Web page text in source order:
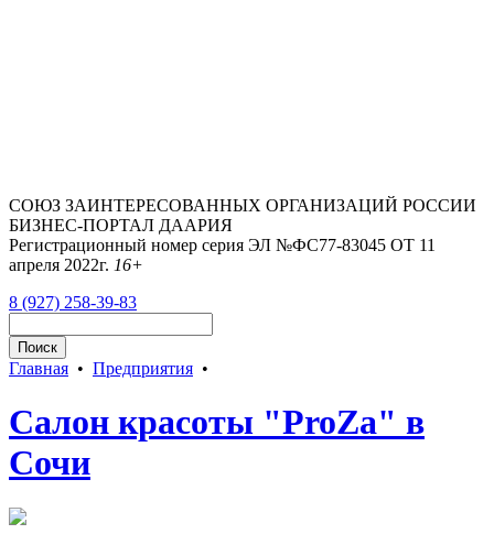
СОЮЗ ЗАИНТЕРЕСОВАННЫХ ОРГАНИЗАЦИЙ РОССИИ
БИЗНЕС-ПОРТАЛ ДААРИЯ
Регистрационный номер серия ЭЛ №ФС77-83045 ОТ 11
апреля 2022г. 16+
8 (927) 258-39-83
Главная • Предприятия •
Салон красоты "ProZa" в
Сочи